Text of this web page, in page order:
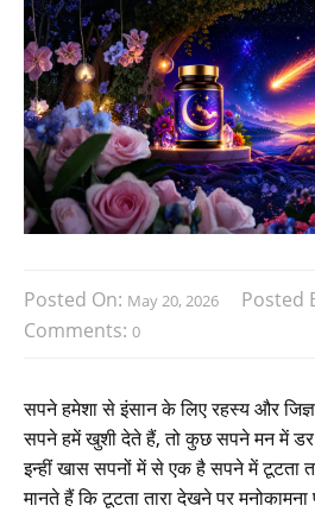
Posted On: May 20, 2026 Posted
Comments: 0
सपने हमेशा से इंसान के लिए रहस्य और
सपने हमें खुशी देते हैं, तो कुछ सपने मन में
इन्हीं खास सपनों में से एक है सपने में टूटता
मानते हैं कि टूटता तारा देखने पर